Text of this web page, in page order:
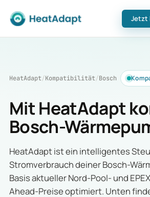
Jetzt
HeatAdapt/Kompatibilität/Bosch
Mit HeatAdapt
Bosch-
HeatAdapt ist ein intelligentes
Stromverbrauch deiner Bosch-
Basis aktueller Nord-Pool- und
Ahead-Preise optimiert. Unten